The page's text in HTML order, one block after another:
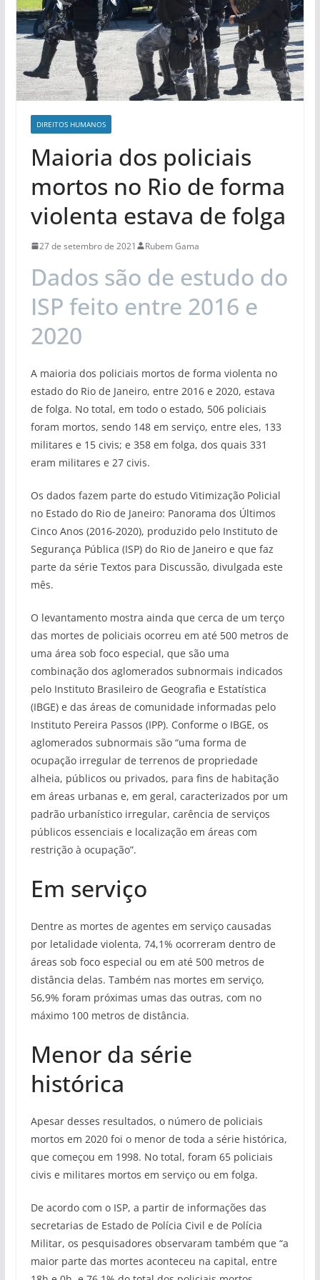
DIREITOS HUMANOS
Maioria dos policiais
mortos no Rio de forma
violenta estava de folga
27 de setembro de 2021 Rubem Gama
Dados são de estudo do
ISP feito entre 2016 e
2020
A maioria dos policiais mortos de forma violenta no
estado do Rio de Janeiro, entre 2016 e 2020, estava
de folga. No total, em todo o estado, 506 policiais
foram mortos, sendo 148 em serviço, entre eles, 133
militares e 15 civis; e 358 em folga, dos quais 331
eram militares e 27 civis.
Os dados fazem parte do estudo Vitimização Policial
no Estado do Rio de Janeiro: Panorama dos Últimos
Cinco Anos (2016-2020), produzido pelo Instituto de
Segurança Pública (ISP) do Rio de Janeiro e que faz
parte da série Textos para Discussão, divulgada este
mês.
O levantamento mostra ainda que cerca de um terço
das mortes de policiais ocorreu em até 500 metros de
uma área sob foco especial, que são uma
combinação dos aglomerados subnormais indicados
pelo Instituto Brasileiro de Geografia e Estatística
(IBGE) e das áreas de comunidade informadas pelo
Instituto Pereira Passos (IPP). Conforme o IBGE, os
aglomerados subnormais são “uma forma de
ocupação irregular de terrenos de propriedade
alheia, públicos ou privados, para fins de habitação
em áreas urbanas e, em geral, caracterizados por um
padrão urbanístico irregular, carência de serviços
públicos essenciais e localização em áreas com
restrição à ocupação”.
Em serviço
Dentre as mortes de agentes em serviço causadas
por letalidade violenta, 74,1% ocorreram dentro de
áreas sob foco especial ou em até 500 metros de
distância delas. Também nas mortes em serviço,
56,9% foram próximas umas das outras, com no
máximo 100 metros de distância.
Menor da série
histórica
Apesar desses resultados, o número de policiais
mortos em 2020 foi o menor de toda a série histórica,
que começou em 1998. No total, foram 65 policiais
civis e militares mortos em serviço ou em folga.
De acordo com o ISP, a partir de informações das
secretarias de Estado de Polícia Civil e de Polícia
Militar, os pesquisadores observaram também que “a
maior parte das mortes aconteceu na capital, entre